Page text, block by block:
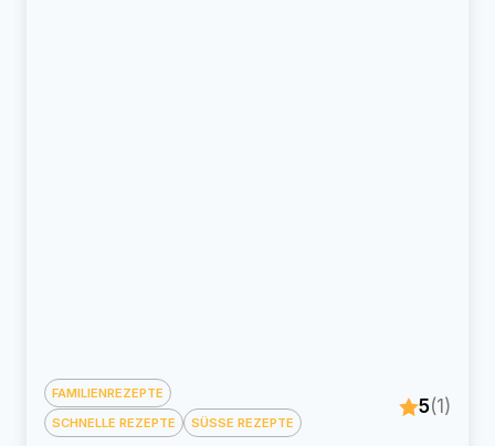
FAMILIENREZEPTE
SCHNELLE REZEPTE
SÜSSE REZEPTE
5(1)